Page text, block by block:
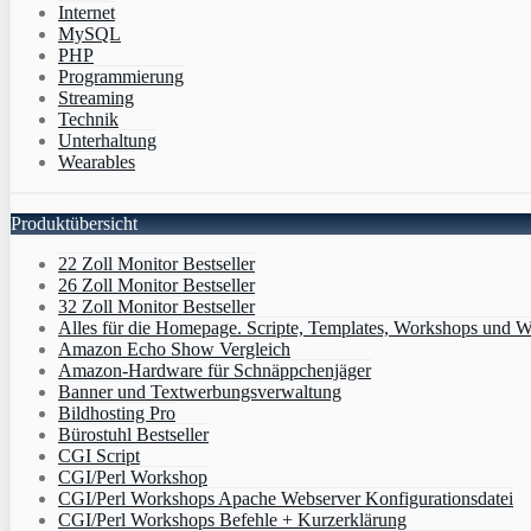
Internet
MySQL
PHP
Programmierung
Streaming
Technik
Unterhaltung
Wearables
Produktübersicht
22 Zoll Monitor Bestseller
26 Zoll Monitor Bestseller
32 Zoll Monitor Bestseller
Alles für die Homepage. Scripte, Templates, Workshops und
Amazon Echo Show Vergleich
Amazon-Hardware für Schnäppchenjäger
Banner und Textwerbungsverwaltung
Bildhosting Pro
Bürostuhl Bestseller
CGI Script
CGI/Perl Workshop
CGI/Perl Workshops Apache Webserver Konfigurationsdatei
CGI/Perl Workshops Befehle + Kurzerklärung